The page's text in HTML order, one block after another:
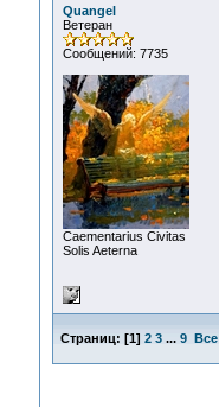
Quangel
Ветеран
Сообщений: 7735
Сaementarius Civitas
Solis Aeterna
Страниц: [1] 2 3 ... 9 Все